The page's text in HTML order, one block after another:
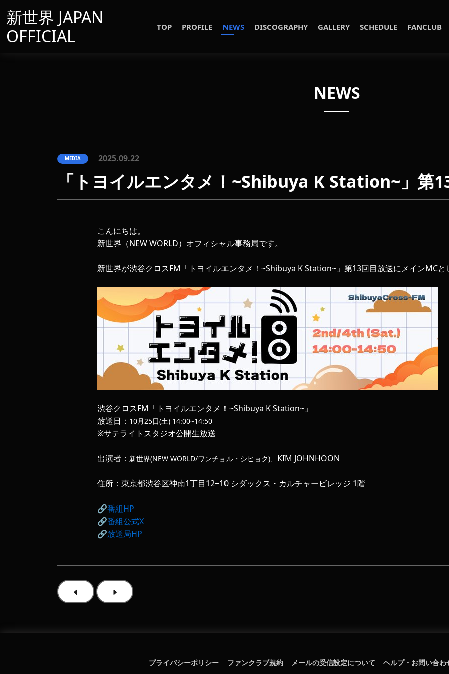
新世界 JAPAN
OFFICIAL
TOP PROFILE NEWS DISCOGRAPHY GALLERY SCHEDULE FANCLUB
NEWS
MEDIA 2025.09.22
「トヨイルエンタメ！~Shibuya K Station~」第
こんにちは。
新世界（NEW WORLD）オフィシャル事務局です。
新世界が渋谷クロスFM「トヨイルエンタメ！~Shibuya K Station~」第13回目放送にメインMC
渋谷クロスFM「トヨイルエンタメ！~Shibuya K Station~」
放送日： 10月25日(土) 14:00~14:50
※サテライトスタジオ公開生放送
出演者： 新世界(NEW WORLD/ワンチョル・シヒョク)、 KIM JOHNHOON
住所：東京都渋谷区神南1丁目12−10 シダックス・カルチャービレッジ 1階
🔗番組HP
🔗番組公式X
🔗放送局HP
プライバシーポリシー ファンクラブ規約 メールの受信設定について ヘルプ・お問い合わ